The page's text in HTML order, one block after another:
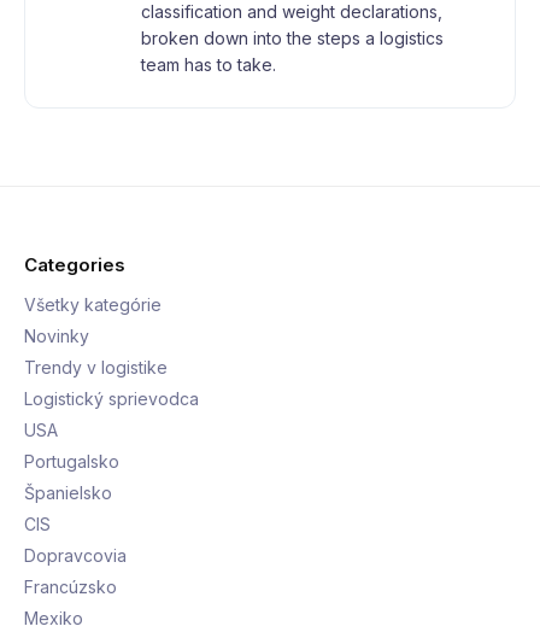
classification and weight declarations,
broken down into the steps a logistics
team has to take.
Categories
Všetky kategórie
Novinky
Trendy v logistike
Logistický sprievodca
USA
Portugalsko
Španielsko
CIS
Dopravcovia
Francúzsko
Mexiko